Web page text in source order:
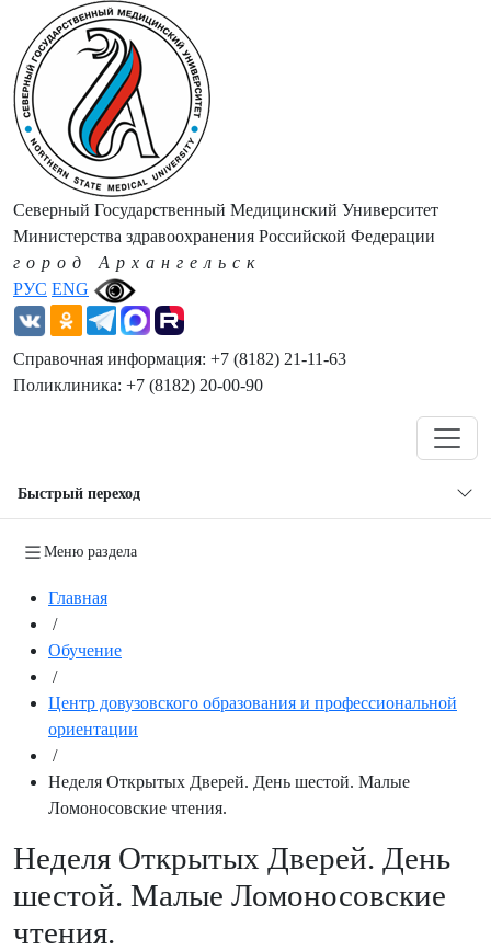
РУС ENG
Северный Государственный Медицинский Университет
Министерства здравоохранения Российской Федерации
город Архангельск
Справочная информация: +7 (8182) 21-11-63
Поликлиника: +7 (8182) 20-00-90
Быстрый переход
Меню раздела
Главная
/
Обучение
/
Центр довузовского образования и профессиональной
ориентации
/
Неделя Открытых Дверей. День шестой. Малые
Ломоносовские чтения.
Неделя Открытых Дверей. День
шестой. Малые Ломоносовские
чтения.